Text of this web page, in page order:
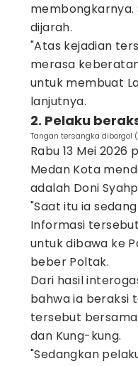
membongkarnya.
dijarah.
"Atas kejadian
merasa
untuk membuat
lanjutnya.
2. Pelaku
Tangan tersangka diborgol
Rabu 13 Mei 2026
Medan Kota
adalah Doni
"Saat itu ia
Informasi
untuk dibawa ke
beber Poltak.
Dari hasil
bahwa ia beraksi
tersebut
dan Kung-kung.
"Sedangkan